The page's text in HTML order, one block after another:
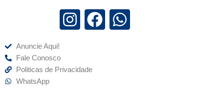
Anuncie Aqui!
Fale Conosco
Politicas de Privacidade
WhatsApp